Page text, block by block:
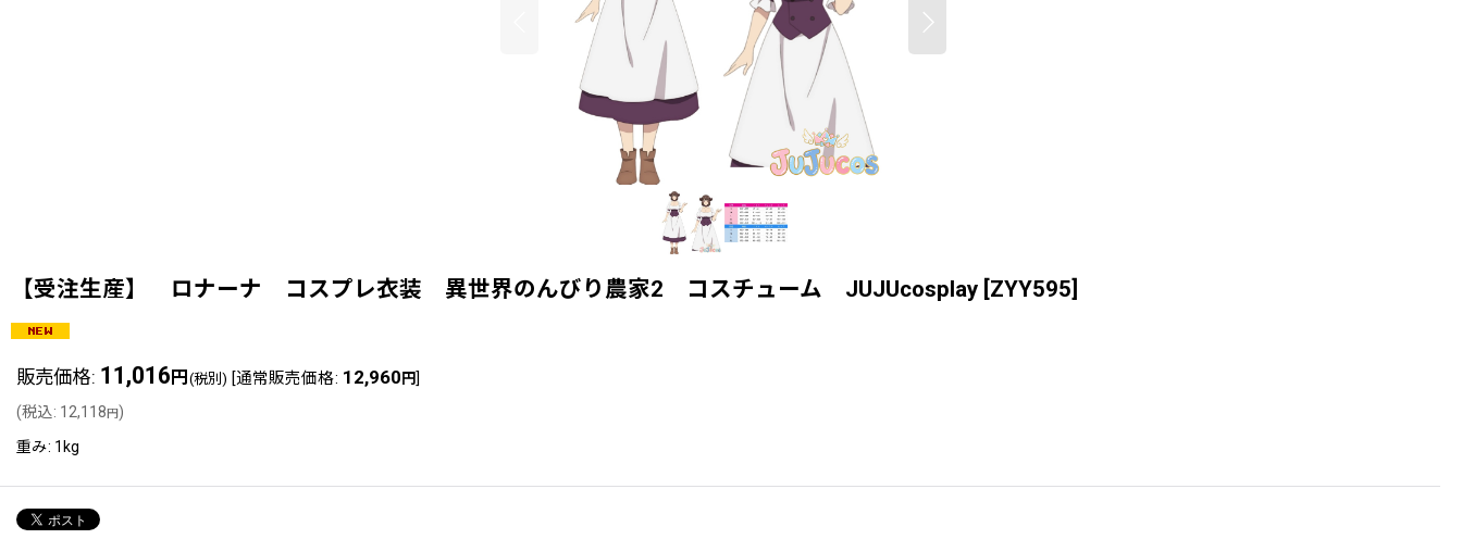
【受注生産】 ロナーナ コスプレ衣装 異世界のんびり農家2 コスチューム JUJUcosplay [ZYY595]
販売価格: 11,016 円 (税別) [通常販売価格: 12,960 円]
(税込: 12,118円)
重み: 1kg